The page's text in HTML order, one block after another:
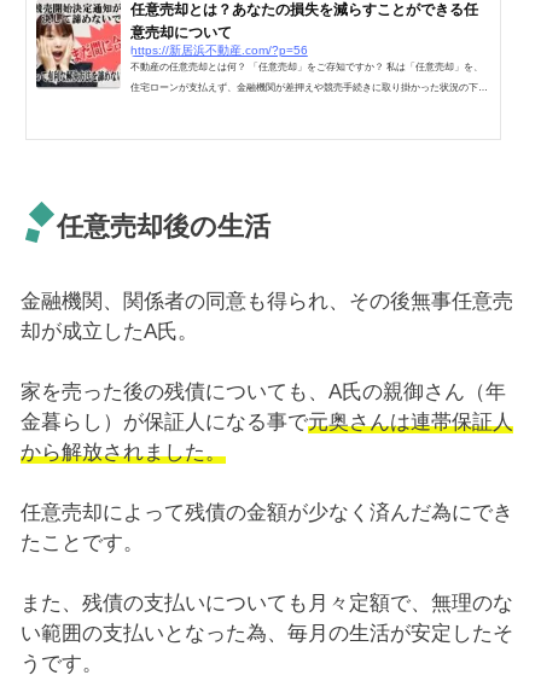
任意売却とは？あなたの損失を減らすことができる任
意売却について
https://新居浜不動産.com/?p=56
不動産の任意売却とは何？ 「任意売却」をご存知ですか？ 私は「任意売却」を、
住宅ローンが支払えず、金融機関が差押えや競売手続きに取り掛かった状況の下
任意売却後の生活
金融機関、関係者の同意も得られ、その後無事任意売
却が成立したA氏。
家を売った後の残債についても、A氏の親御さん（年
金暮らし）が保証人になる事で元奥さんは連帯保証人
から解放されました。
任意売却によって残債の金額が少なく済んだ為にでき
たことです。
また、残債の支払いについても月々定額で、無理のな
い範囲の支払いとなった為、毎月の生活が安定したそ
うです。